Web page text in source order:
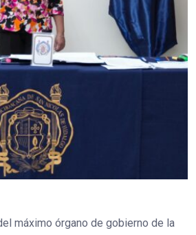
máximo órgano de gobierno de la